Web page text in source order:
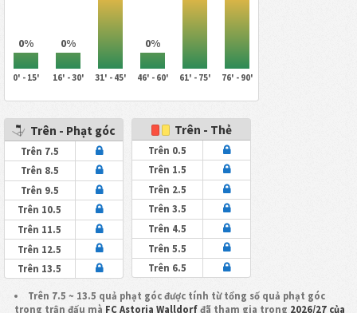
0% 0% 0%
0' - 15' 16' - 30' 31' - 45' 46' - 60' 61' - 75' 76' - 90'
Trên - Phạt góc
Trên 7.5
Trên 8.5
Trên 9.5
Trên 10.5
Trên 11.5
Trên 12.5
Trên 13.5
Trên - Thẻ
Trên 0.5
Trên 1.5
Trên 2.5
Trên 3.5
Trên 4.5
Trên 5.5
Trên 6.5
Trên 7.5 ~ 13.5 quả phạt góc được tính từ tổng số quả phạt góc
trong trận đấu mà FC Astoria Walldorfđã tham gia trong 2026/27 của